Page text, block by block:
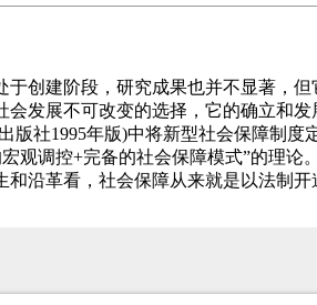
于创建阶段，研究成果也并不显著，
会发展不可改变的选择，它的确立和
版社1995年版)中将新型社会保障制
观调控+完备的社会保障模式”的理
和沿革看，社会保障从来就是以法制